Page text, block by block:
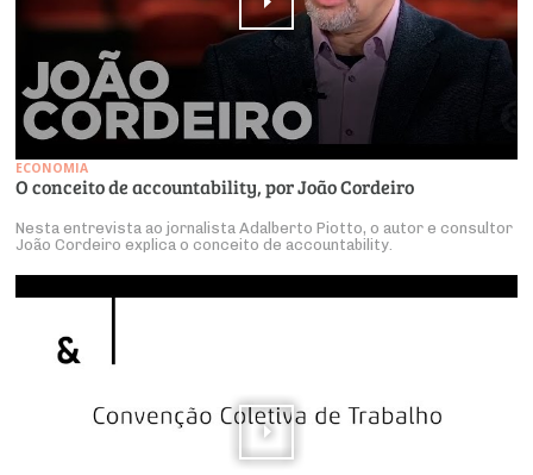
ECONOMIA
O conceito de accountability, por João Cordeiro
Nesta entrevista ao jornalista Adalberto Piotto, o autor e consultor
João Cordeiro explica o conceito de accountability.